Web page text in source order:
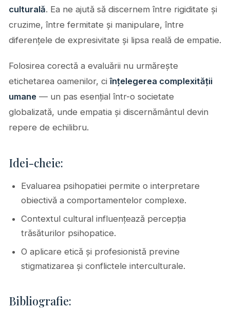
culturală. Ea ne ajută să discernem între rigiditate și
cruzime, între fermitate și manipulare, între
diferențele de expresivitate și lipsa reală de empatie.
Folosirea corectă a evaluării nu urmărește
etichetarea oamenilor, ciînțelegerea complexității
umane — un pas esențial într-o societate
globalizată, unde empatia și discernământul devin
repere de echilibru.
Idei-cheie:
Evaluarea psihopatiei permite o interpretare
obiectivă a comportamentelor complexe.
Contextul cultural influențează percepția
trăsăturilor psihopatice.
O aplicare etică și profesionistă previne
stigmatizarea și conflictele interculturale.
Bibliografie: